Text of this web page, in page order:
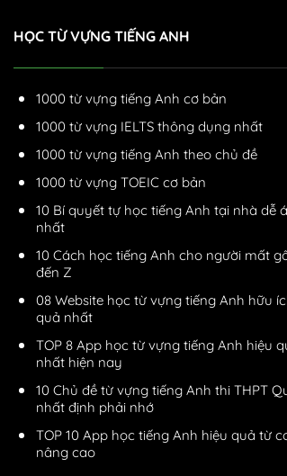
HỌC TỪ VỰNG TIẾNG ANH
1000 từ vựng tiếng Anh cơ bản
1000 từ vựng IELTS thông dụng nhất
1000 từ vựng tiếng Anh theo chủ đề
1000 từ vựng TOEIC cơ bản
10 Bí quyết tự học tiếng Anh tại nhà dễ
nhất
10 Cách học tiếng Anh cho người mất
đến Z
08 Website học từ vựng tiếng Anh hữu
quả nhất
TOP 8 App học từ vựng tiếng Anh hiệu
nhất hiện nay
10 Chủ đề từ vựng tiếng Anh thi THPT
nhất định phải nhớ
TOP 10 App học tiếng Anh hiệu quả từ
nâng cao